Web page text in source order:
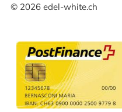
© 2026edel-white.ch